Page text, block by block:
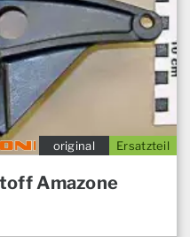
Ersatzteil
original
Amazone